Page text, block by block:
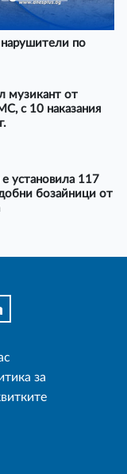
по
музикант от
с 10 наказания
установила 117
бозайници от
за